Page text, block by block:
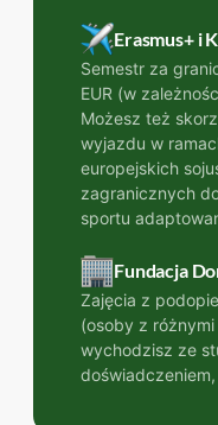
Erasmus+ i
Semestr za
EUR (w
Możesz też
wyjazdu w
europejskich
zagranicznych
sportu
Fundacja
Zajęcia z
(osoby z
wychodzisz ze